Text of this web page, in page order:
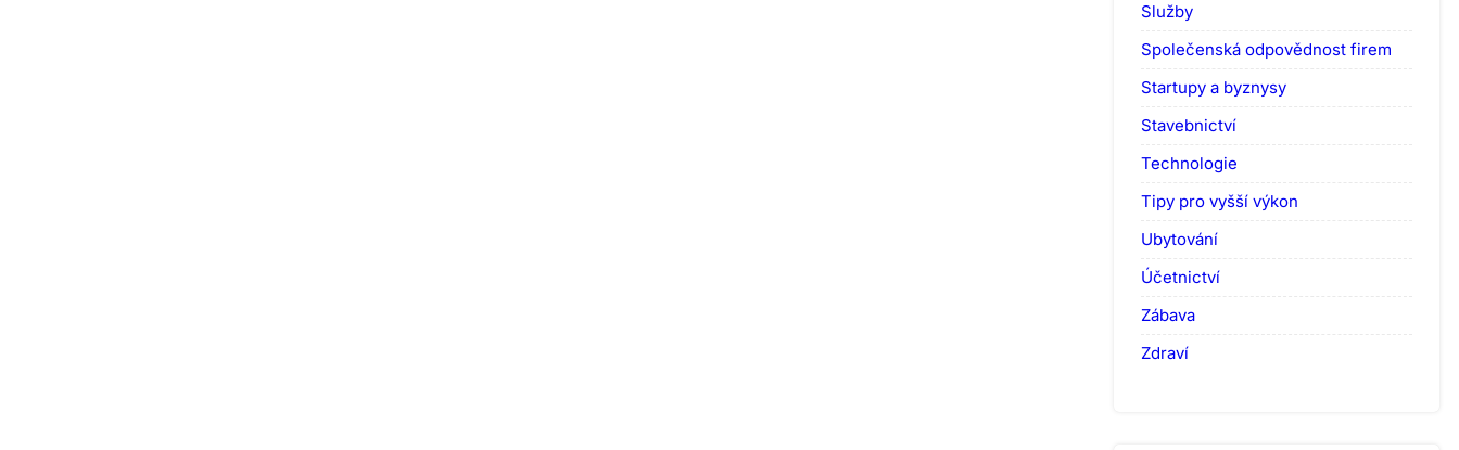
Služby
Společenská odpovědnost firem
Startupy a byznysy
Stavebnictví
Technologie
Tipy pro vyšší výkon
Ubytování
Účetnictví
Zábava
Zdraví